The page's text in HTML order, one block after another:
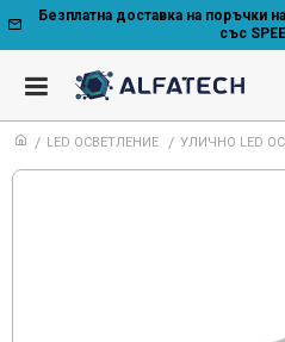
Безплатна доставка на поръчки
със
LED ОСВЕТЛЕНИЕ УЛИЧНО LED